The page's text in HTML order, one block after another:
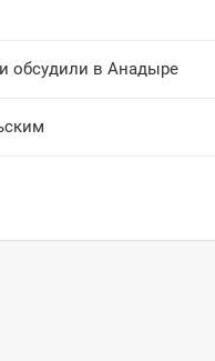
обсудили в Анадыре